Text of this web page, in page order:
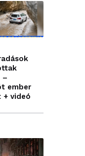
–
ember
+ videó